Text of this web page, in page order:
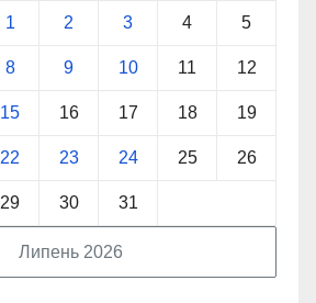
Липень 2026
1 2 3 4 5
8 9 10 11 12
15 16 17 18 19
22 23 24 25 26
29 30 31